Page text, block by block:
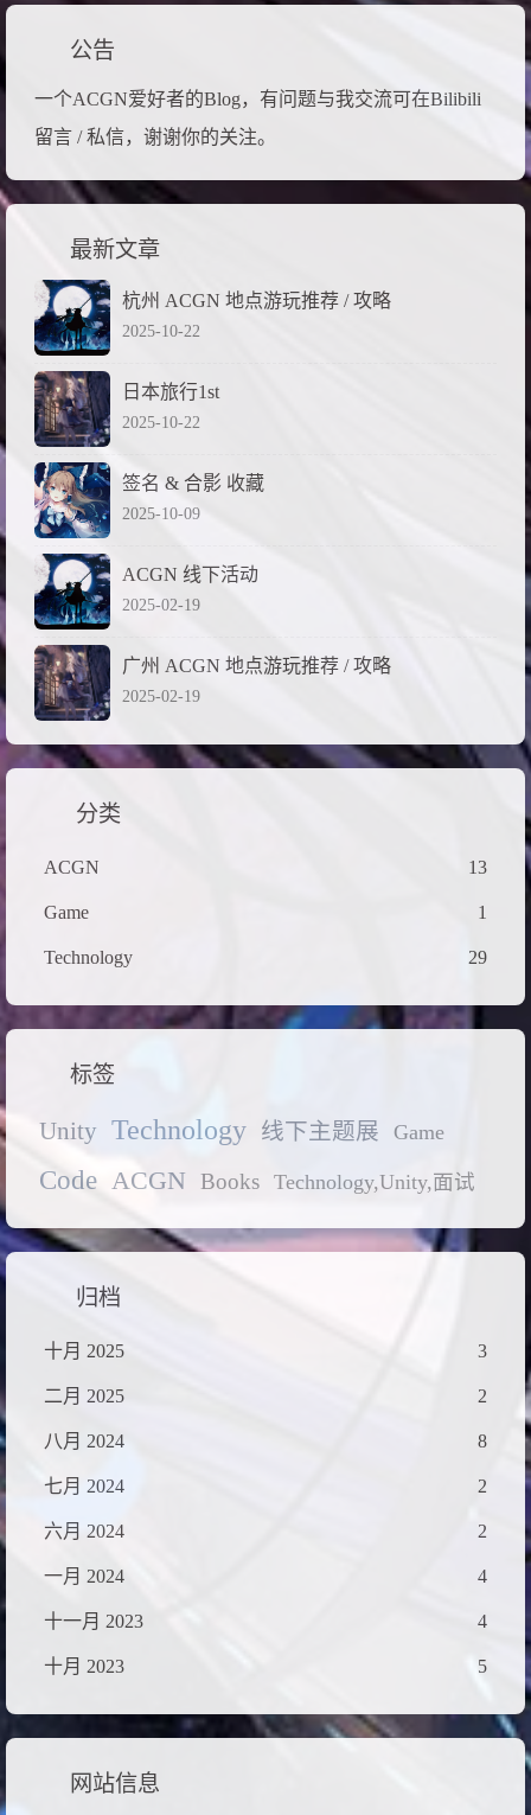
公告
一个ACGN爱好者的Blog，有问题与我交流可在Bilibili
留言 / 私信，谢谢你的关注。
最新文章
杭州 ACGN 地点游玩推荐 / 攻略
2025-10-22
日本旅行1st
2025-10-22
签名 & 合影 收藏
2025-10-09
ACGN 线下活动
2025-02-19
广州 ACGN 地点游玩推荐 / 攻略
2025-02-19
分类
ACGN 13
Game 1
Technology 29
标签
Unity Technology 线下主题展 Game
Code ACGN Books Technology,Unity,面试
归档
十月 2025 3
二月 2025 2
八月 2024 8
七月 2024 2
六月 2024 2
一月 2024 4
十一月 2023 4
十月 2023 5
网站信息